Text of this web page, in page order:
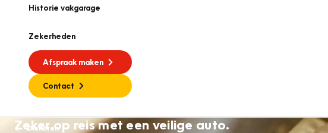
Historie vakgarage
Zekerheden
Afspraak maken
Contact
Diensten
Zeker op reis met een veilige auto.